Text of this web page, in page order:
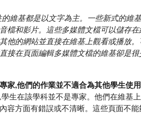
的維基都是以文字為主。一些新式的維
檔和影片。這些多媒體文檔可以儲存
他的網站並直接在維基上觀看或播放
接在頁面編輯多媒體文檔的維基卻是很
家,他們的作業並不適合為其他學生使用
生在該學科並不是專家。他們在維基
容方面有錯誤或不清晰。這些頁面不